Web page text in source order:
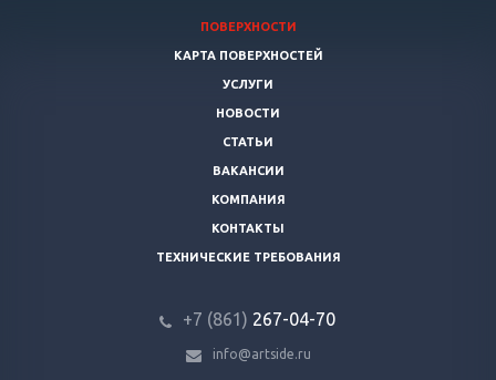
ПОВЕРХНОСТИ
КАРТА ПОВЕРХНОСТЕЙ
УСЛУГИ
НОВОСТИ
СТАТЬИ
ВАКАНСИИ
КОМПАНИЯ
КОНТАКТЫ
ТЕХНИЧЕСКИЕ ТРЕБОВАНИЯ
+7 (861) 267-04-70
info@artside.ru